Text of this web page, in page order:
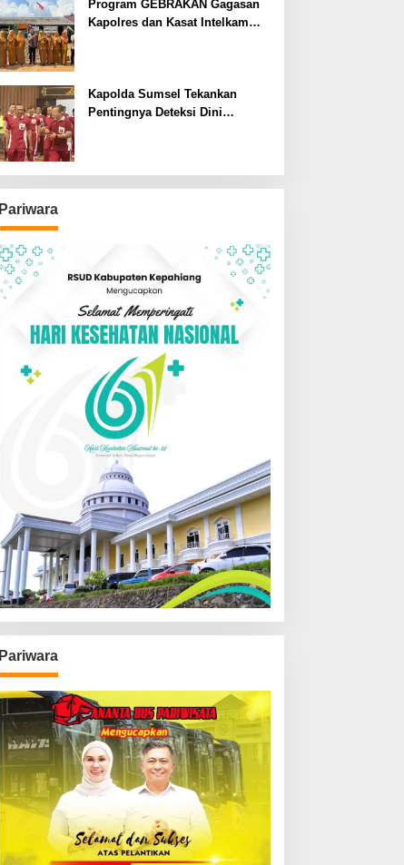
Program GEBRAKAN Gagasan
Kapolres dan Kasat Intelkam
Kapolda Sumsel Tekankan
Pentingnya Deteksi Dini
Pariwara
Pariwara